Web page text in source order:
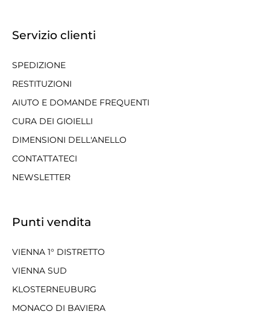
Servizio clienti
SPEDIZIONE
RESTITUZIONI
AIUTO E DOMANDE FREQUENTI
CURA DEI GIOIELLI
DIMENSIONI DELL'ANELLO
CONTATTATECI
NEWSLETTER
Punti vendita
VIENNA 1° DISTRETTO
VIENNA SUD
KLOSTERNEUBURG
MONACO DI BAVIERA